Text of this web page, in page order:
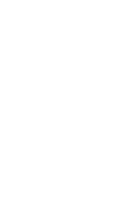
d'un cas
un espace de données.
Personnalisation
cas d'utilisation
le revenu et
de personnalisation
les